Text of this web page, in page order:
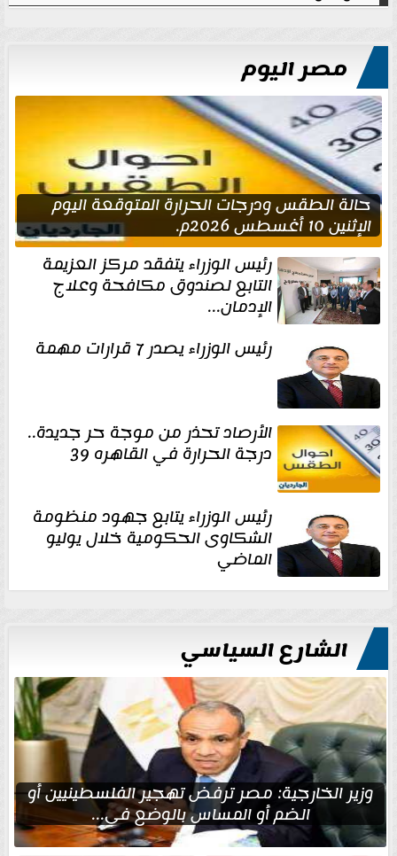
مصر اليوم
حالة الطقس ودرجات الحرارة المتوقعة اليوم
الإثنين 10 أغسطس 2026م.
رئيس الوزراء يتفقد مركز العزيمة
التابع لصندوق مكافحة وعلاج
الإدمان...
رئيس الوزراء يصدر 7 قرارات مهمة
الأرصاد تحذر من موجة حر جديدة..
درجة الحرارة في القاهره 39
رئيس الوزراء يتابع جهود منظومة
الشكاوى الحكومية خلال يوليو
الماضي
الشارع السياسي
وزير الخارجية: مصر ترفض تهجير الفلسطينيين أو
الضم أو المساس بالوضع في...